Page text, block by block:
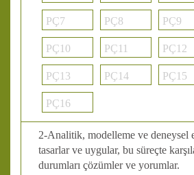
PÇ7 PÇ8 PÇ9
PÇ10 PÇ11 PÇ12
PÇ13 PÇ14 PÇ15
PÇ16
2-Analitik, modelleme ve deneysel
tasarlar ve uygular, bu süreçte
durumları çözümler ve yorumlar.